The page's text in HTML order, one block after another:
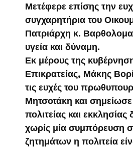
Μετέφερε επίσης την
συγχαρητήρια του
Πατριάρχη κ.
υγεία και δύναμη.
Εκ μέρους της
Επικρατείας, Μάκης
τις ευχές του
Μητσοτάκη και
πολιτείας και εκκλησίας
χωρίς μία συμπόρευση
ζητημάτων η πολιτεία